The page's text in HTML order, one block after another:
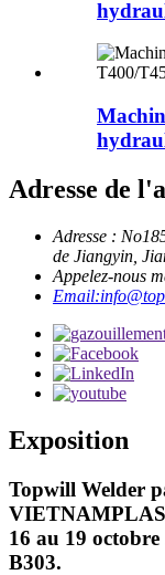
Adresse de
Adresse :
de Jiangyin,
Appelez-nous
Exposition
Topwill Welder
16 au 19
B303.